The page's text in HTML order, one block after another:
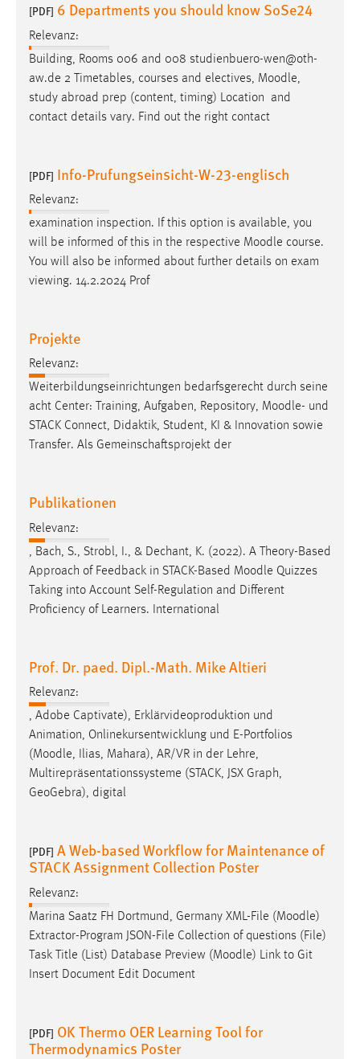
[PDF] 6 Departments you should know SoSe24
Relevanz:
Building, Rooms 006 and 008 studienbuero-wen@oth-
aw.de 2 Timetables, courses and electives, Moodle,
study abroad prep (content, timing) Location and
contact details vary. Find out the right contact
[PDF] Info-Prufungseinsicht-W-23-englisch
Relevanz:
examination inspection. If this option is available, you
will be informed of this in the respective Moodle course.
You will also be informed about further details on exam
viewing. 14.2.2024 Prof
Projekte
Relevanz:
Weiterbildungseinrichtungen bedarfsgerecht durch seine
acht Center: Training, Aufgaben, Repository, Moodle- und
STACK Connect, Didaktik, Student, KI & Innovation sowie
Transfer. Als Gemeinschaftsprojekt der
Publikationen
Relevanz:
, Bach, S., Strobl, I., & Dechant, K. (2022). A Theory-Based
Approach of Feedback in STACK-Based Moodle Quizzes
Taking into Account Self-Regulation and Different
Proficiency of Learners. International
Prof. Dr. paed. Dipl.-Math. Mike Altieri
Relevanz:
, Adobe Captivate), Erklärvideoproduktion und
Animation, Onlinekursentwicklung und E-Portfolios
(Moodle, Ilias, Mahara), AR/VR in der Lehre,
Multirepräsentationssysteme (STACK, JSX Graph,
GeoGebra), digital
[PDF] A Web-based Workflow for Maintenance of
STACK Assignment Collection Poster
Relevanz:
Marina Saatz FH Dortmund, Germany XML-File (Moodle)
Extractor-Program JSON-File Collection of questions (File)
Task Title (List) Database Preview (Moodle) Link to Git
Insert Document Edit Document
[PDF] OK Thermo OER Learning Tool for
Thermodynamics Poster